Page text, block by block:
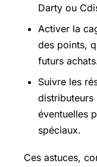
Darty ou
Activer la
des points,
futurs
Suivre les
distributeurs
éventuelles
spéciaux.
Ces astuces,